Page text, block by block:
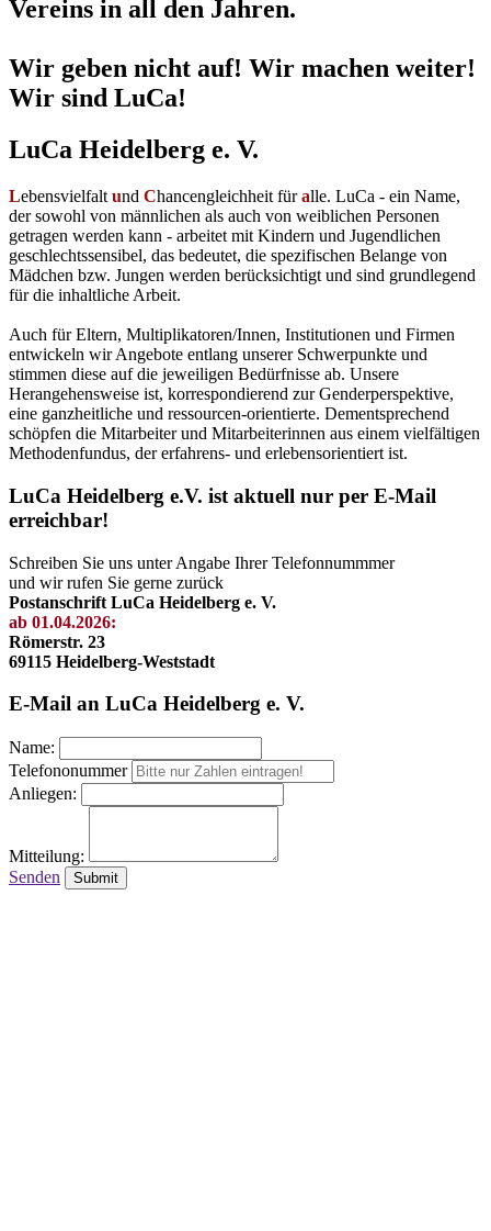
Vereins in all den Jahren.
Wir geben nicht auf! Wir machen weiter!
Wir sind LuCa!
LuCa Heidelberg e. V.
Lebensvielfalt und Chancengleichheit füralle. LuCa - ein Name,
der sowohl von männlichen als auch von weiblichen Personen
getragen werden kann - arbeitet mit Kindern und Jugendlichen
geschlechtssensibel, das bedeutet, die spezifischen Belange von
Mädchen bzw. Jungen werden berücksichtigt und sind grundlegend
für die inhaltliche Arbeit.
Auch für Eltern, Multiplikatoren/Innen, Institutionen und Firmen
entwickeln wir Angebote entlang unserer Schwerpunkte und
stimmen diese auf die jeweiligen Bedürfnisse ab. Unsere
Herangehensweise ist, korrespondierend zur Genderperspektive,
eine ganzheitliche und ressourcen-orientierte. Dementsprechend
schöpfen die Mitarbeiter und Mitarbeiterinnen aus einem vielfältigen
Methodenfundus, der erfahrens- und erlebensorientiert ist.
LuCa Heidelberg e.V. ist aktuell nur per E-Mail
erreichbar!
Schreiben Sie uns unter Angabe Ihrer Telefonnummmer
und wir rufen Sie gerne zurück
Postanschrift LuCa Heidelberg e. V.
ab 01.04.2026:
Römerstr. 23
69115 Heidelberg-Weststadt
E-Mail an LuCa Heidelberg e. V.
Name:
Telefononummer
Anliegen:
Mitteilung:
Senden